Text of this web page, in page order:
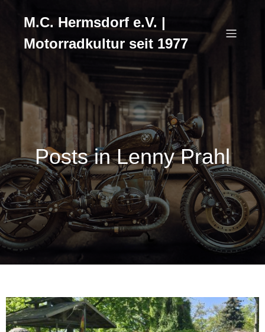
M.C. Hermsdorf e.V. |
Motorradkultur seit 1977
Posts in Lenny Prahl